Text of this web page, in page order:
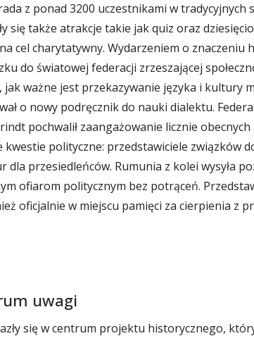
z ponad 3200 uczestnikami w tradycyjnych
się także atrakcje takie jak quiz oraz
cel charytatywny. Wydarzeniem o znaczeniu
do światowej federacji zrzeszającej
ważne jest przekazywanie języka i kultury
o nowy podręcznik do nauki dialektu.
pochwalił zaangażowanie licznie obecnych
polityczne: przedstawiciele związków
przesiedleńców. Rumunia z kolei wysyła
ofiarom politycznym bez potrąceń.
oficjalnie w miejscu pamięci za cierpienia z
uwagi
się w centrum projektu historycznego,